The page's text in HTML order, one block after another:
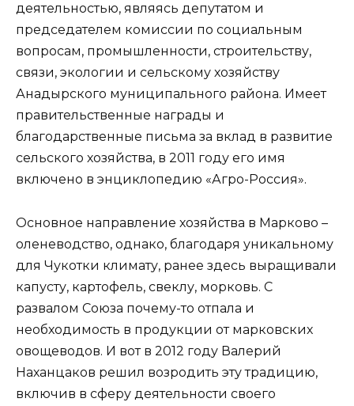
деятельностью, являясь депутатом и
председателем комиссии по социальным
вопросам, промышленности, строительству,
связи, экологии и сельскому хозяйству
Анадырского муниципального района. Имеет
правительственные награды и
благодарственные письма за вклад в развитие
сельского хозяйства, в 2011 году его имя
включено в энциклопедию «Агро-Россия».
Основное направление хозяйства в Марково –
оленеводство, однако, благодаря уникальному
для Чукотки климату, ранее здесь выращивали
капусту, картофель, свеклу, морковь. С
развалом Союза почему-то отпала и
необходимость в продукции от марковских
овощеводов. И вот в 2012 году Валерий
Наханцаков решил возродить эту традицию,
включив в сферу деятельности своего